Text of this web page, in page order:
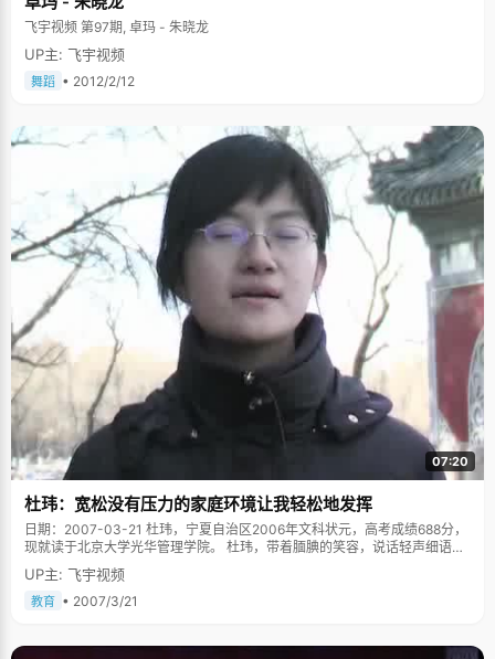
飞宇视频 第97期, 卓玛 - 朱晓龙
UP主: 飞宇视频
舞蹈 • 2012/2/12
07:20
杜玮：宽松没有压力的家庭环境让我轻松地发挥
日期：2007-03-21 杜玮，宁夏自治区2006年文科状元，高考成绩688分，
现就读于北京大学光华管理学院。 杜玮，带着腼腆的笑容，说话轻声细语，
就算跟人争论的时候也带着温柔的强调，笑起来很可爱，说话的时候喜欢眨
巴着双眼，好像很怕说错话的样子，就是这样一个不显山水的女孩，"意
外"的拿到了全区高考状元的花魁。 虽然杜玮在高中时候成绩一直排在前几
从小到大学习成绩一直都很好，小学经常拿满分，没有经历太大的波折，比
UP主: 飞宇视频
教育 • 2007/3/21